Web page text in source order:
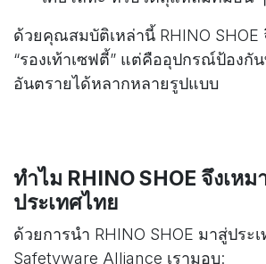
ด้วยคุณสมบัติเหล่านี้ RHINO SHOE
“รองเท้าเซฟตี้” แต่คืออุปกรณ์ป้องกั
อันตรายได้หลากหลายรูปแบบ
ทำไม RHINO SHOE จึงเหม
ประเทศไทย
ด้วยการนำ RHINO SHOE มาสู่ประ
Safetyware Alliance เรามอบ: